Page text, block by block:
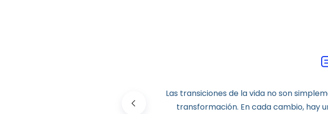
Las transiciones de la vida no son
transformación. En cada cambio, hay